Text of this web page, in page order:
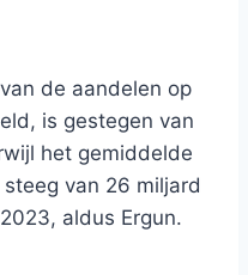
de aandelen op
is gestegen van
het gemiddelde
van 26 miljard
aldus Ergun.